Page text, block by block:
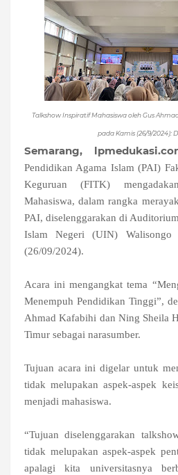
Talkshow Inspiratif Mahasiswa oleh Gus
pada Kamis (26/9/2024):
Semarang,
Pendidikan Agama Islam (PAI)
Keguruan (FITK)
Mahasiswa, dalam rangka
PAI, diselenggarakan di
Islam Negeri (UIN) Walisongo
(26/09/2024).
Acara ini mengangkat tema
Menempuh Pendidikan Tinggi”,
Ahmad Kafabihi dan Ning Sheila
Timur sebagai narasumber.
Tujuan acara ini digelar untuk
tidak melupakan aspek-aspek
menjadi mahasiswa.
“Tujuan diselenggarakan
tidak melupakan aspek-aspek
apalagi kita universitasnya